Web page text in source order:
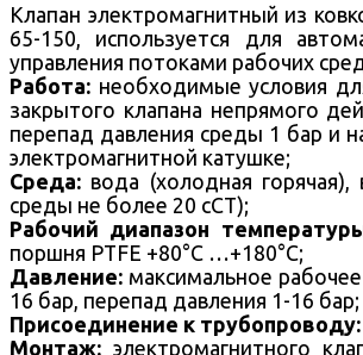
Клапан электромагнитный из
65-150, используется для
управления потоками рабочих
Работа: необходимые условия
закрытого клапана непрямого
перепад давления среды 1 бар и
электромагнитной катушке;
Среда: вода (холодная горячая),
среды не более 20 cCT);
Рабочий диапазон
поршня PTFE +80°С …+180°С;
Давление: максимальное
16 бар, перепад давления 1-16 бар;
Присоединение к трубопроводу:
Монтаж: электромагнитного